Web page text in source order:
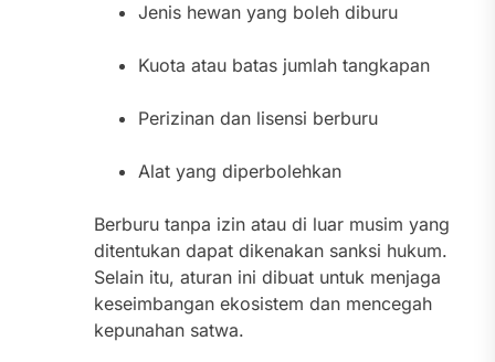
Jenis hewan yang boleh diburu
Kuota atau batas jumlah tangkapan
Perizinan dan lisensi berburu
Alat yang diperbolehkan
Berburu tanpa izin atau di luar musim yang
ditentukan dapat dikenakan sanksi hukum.
Selain itu, aturan ini dibuat untuk menjaga
keseimbangan ekosistem dan mencegah
kepunahan satwa.